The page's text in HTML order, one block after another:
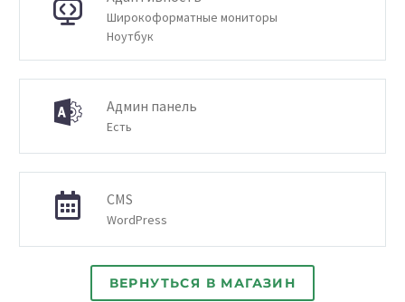
Широкоформатные мониторы
Ноутбук
Админ панель
Есть
CMS
WordPress
ВЕРНУТЬСЯ В МАГАЗИН